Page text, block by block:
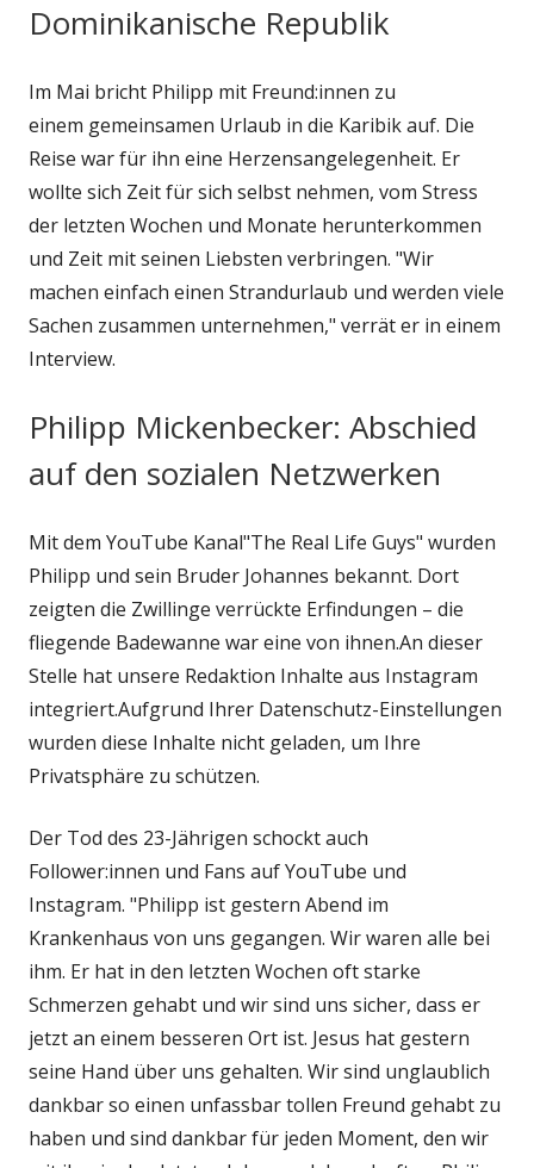
Dominikanische Republik
Im Mai bricht Philipp mit Freund:innen zu
einem gemeinsamen Urlaub in die Karibik auf. Die
Reise war für ihn eine Herzensangelegenheit. Er
wollte sich Zeit für sich selbst nehmen, vom Stress
der letzten Wochen und Monate herunterkommen
und Zeit mit seinen Liebsten verbringen. "Wir
machen einfach einen Strandurlaub und werden viele
Sachen zusammen unternehmen," verrät er in einem
Interview.
Philipp Mickenbecker: Abschied
auf den sozialen Netzwerken
Mit dem YouTube Kanal"The Real Life Guys" wurden
Philipp und sein Bruder Johannes bekannt. Dort
zeigten die Zwillinge verrückte Erfindungen – die
fliegende Badewanne war eine von ihnen.An dieser
Stelle hat unsere Redaktion Inhalte aus Instagram
integriert.Aufgrund Ihrer Datenschutz-Einstellungen
wurden diese Inhalte nicht geladen, um Ihre
Privatsphäre zu schützen.
Der Tod des 23-Jährigen schockt auch
Follower:innen und Fans auf YouTube und
Instagram. "Philipp ist gestern Abend im
Krankenhaus von uns gegangen. Wir waren alle bei
ihm. Er hat in den letzten Wochen oft starke
Schmerzen gehabt und wir sind uns sicher, dass er
jetzt an einem besseren Ort ist. Jesus hat gestern
seine Hand über uns gehalten. Wir sind unglaublich
dankbar so einen unfassbar tollen Freund gehabt zu
haben und sind dankbar für jeden Moment, den wir